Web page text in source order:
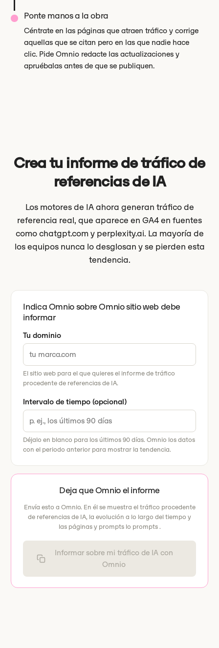
Ponte manos a la obra
Céntrate en las páginas que atraen tráfico y corrige
aquellas que se citan pero en las que nadie hace
clic. Pide Omnio redacte las actualizaciones y
apruébalas antes de que se publiquen.
Crea tu informe de tráfico de
referencias de IA
Los motores de IA ahora generan tráfico de
referencia real, que aparece en GA4 en fuentes
como chatgpt.com y perplexity.ai. La mayoría de
los equipos nunca lo desglosan y se pierden esta
tendencia.
Indica Omnio sobre Omnio sitio web debe
informar
Tu dominio
El sitio web para el que quieres el informe de tráfico
procedente de referencias de IA.
Intervalo de tiempo (opcional)
Déjalo en blanco para los últimos 90 días. Omnio los datos
con el periodo anterior para mostrar la tendencia.
Deja que Omnio el informe
Envía esto a Omnio. En él se muestra el tráfico procedente
de referencias de IA, la evolución a lo largo del tiempo y
las páginas y prompts lo prompts .
Informar sobre mi tráfico de IA con
Omnio